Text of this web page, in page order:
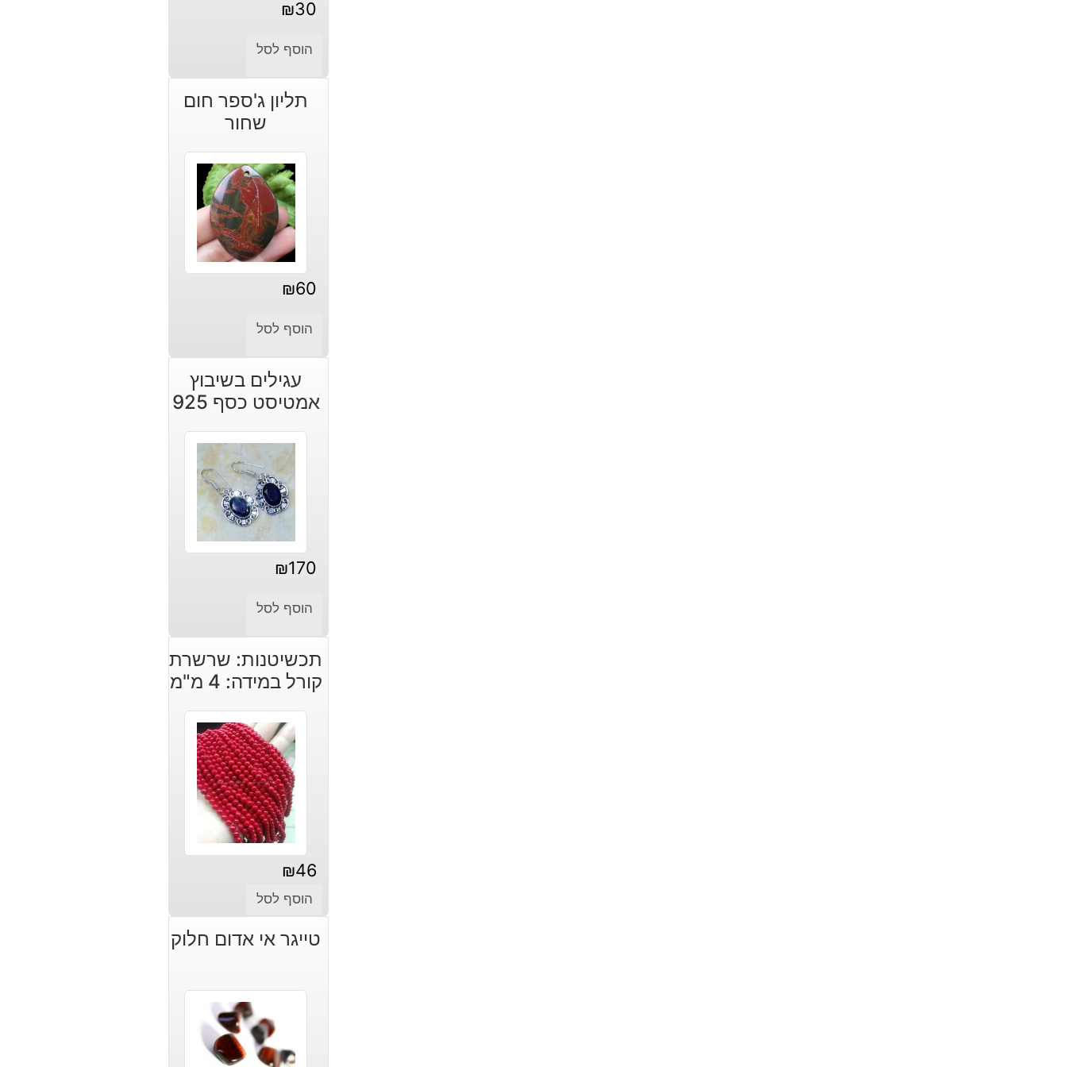
₪30
הוסף לסל
תליון ג'ספר חום
שחור
₪60
הוסף לסל
עגילים בשיבוץ
אמטיסט כסף 925
₪170
הוסף לסל
תכשיטנות: שרשרת
קורל במידה: 4 מ"מ
₪46
הוסף לסל
טייגר אי אדום חלוק